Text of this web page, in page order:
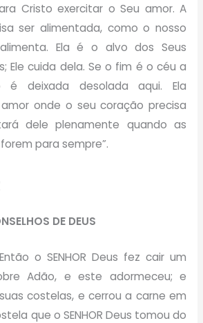
Cristo exercitar o Seu amor. A
ser alimentada, como o nosso
Ela é o alvo dos Seus
Ele cuida dela. Se o fim é o céu a
é deixada desolada aqui. Ela
onde o seu coração precisa
dele plenamente quando as
para sempre”.
DE DEUS
o SENHOR Deus fez cair um
Adão, e este adormeceu; e
costelas, e cerrou a carne em
que o SENHOR Deus tomou do